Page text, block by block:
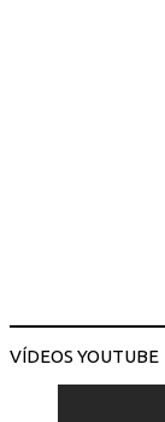
VÍDEOS YOUTUBE